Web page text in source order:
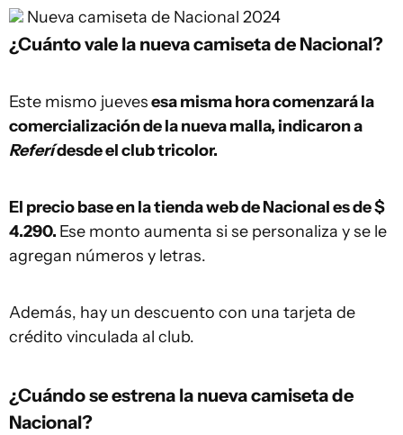
Nueva camiseta de Nacional 2024
¿Cuánto vale la nueva camiseta de Nacional?
Este mismo juevesesa misma hora comenzará la
comercialización de la nueva malla, indicaron a
Referídesde el club tricolor.
El precio base en la tienda web de Nacional es de $
4.290. Ese monto aumenta si se personaliza y se le
agregan números y letras.
Además, hay un descuento con una tarjeta de
crédito vinculada al club.
¿Cuándo se estrena la nueva camiseta de
Nacional?